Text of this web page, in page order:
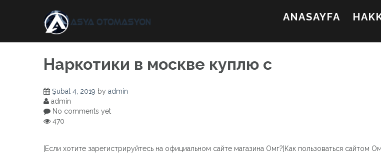
ANASAYFA
Наркотики в москве куплю с
Şubat 4, 2019 by admin
admin
No comments yet
470
|Если хотите зарегистрируйтесь на официальном сайте магазина Омг?|Как пользоваться